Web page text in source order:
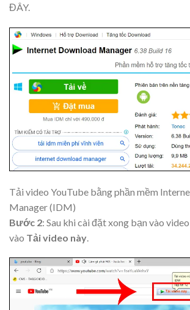
ĐÂY.
Tải video YouTube bằng phần mềm
Manager (IDM)
Bước 2: Sau khi cài đặt xong bạn vào
vào Tải video này